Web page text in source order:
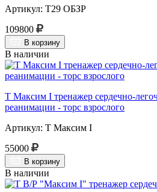
Артикул: Т29 ОБЗР
109800
В корзину
В наличии
Т Максим I тренажер сердечно-
реанимации - торс взрослого
Артикул: Т Максим I
55000
В корзину
В наличии